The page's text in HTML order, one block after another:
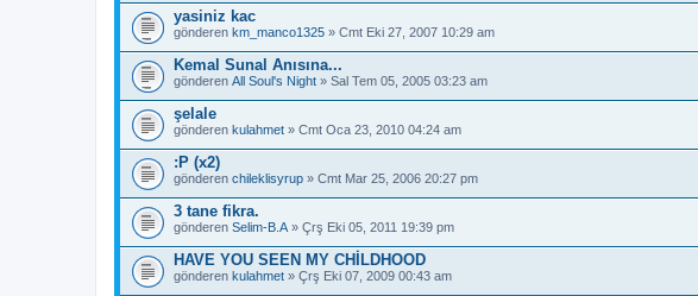
yasiniz kac
gönderen km_manco1325 » Cmt Eki 27, 2007 10:29 am
Kemal Sunal Anısına...
gönderen All Soul's Night » Sal Tem 05, 2005 03:23 am
şelale
gönderen kulahmet » Cmt Oca 23, 2010 04:24 am
:P (x2)
gönderen chileklisyrup » Cmt Mar 25, 2006 20:27 pm
3 tane fikra.
gönderen Selim-B.A » Çrş Eki 05, 2011 19:39 pm
HAVE YOU SEEN MY CHİLDHOOD
gönderen kulahmet » Çrş Eki 07, 2009 00:43 am